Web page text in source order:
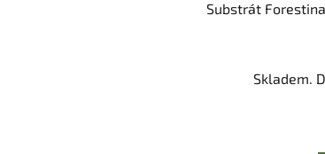
Substrát
Skladem.